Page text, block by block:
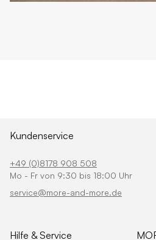
Kundenservice
+49 (0)8178 908 508
Mo - Fr von 9:30 bis 18:00 Uhr
service@more-and-more.de
Hilfe & Service